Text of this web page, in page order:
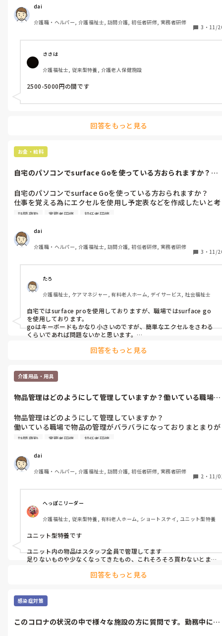
dai
介護職・ヘルパー, 介護福祉士, 訪問介護, 初任者研修, 実務者研修
3 ・ 11/
ささは
介護福祉士, 従来型特養, 介護老人保健施設
2500-5000円の間です
回答をもっと見る
お金・給料
自宅のパソコンでsurface Goを使っている方おられますか？仕
自宅のパソコンでsurface Goを使っている方おられますか？
仕事を覚える為にエクセルを使用し予定表などを作成したいと考
えています。
訪問夜勤 実務者研修 初任者研修
dai
介護職・ヘルパー, 介護福祉士, 訪問介護, 初任者研修, 実務者研修
3 ・ 11/
たろ
介護福祉士, ケアマネジャー, 有料老人ホーム, デイサービス, 社会福祉士
自宅ではsurface proを使用しておりますが、職場ではsurface go
を使用しております。
goはキーボードもかなり小さいのですが、簡単なエクセルをさわる
くらいであれば問題ないかと思います。
ただし、手が大きい人にはストレスになるかもしれません。
回答をもっと見る
介護用品・用具
物品管理はどのようにして管理していますか？働いている職場で
物品管理はどのようにして管理していますか？
働いている職場で物品の管理がバラバラになっておりまとまりが
無く困っています。
物品管理係みたいな感じで1人雇うなどこれについてはどう思い
ますか？
訪問夜勤 実務者研修 初任者研修
dai
介護職・ヘルパー, 介護福祉士, 訪問介護, 初任者研修, 実務者研修
2 ・ 11/
へっぽこリーダー
介護福祉士, 従来型特養, 有料老人ホーム, ショートステイ, ユニット型特養
ユニット型特養です
ユニット内の物品はスタッフ全員で管理してます
足りないものや少なくなってきたもの、これそろそろ買わないとま
施設全体の物品管理は事務所の総務が行っております。
オムツやパッド類は物品とは別で毎週○曜日の○番が発注書記入の
回答をもっと見る
感染症対策
このコロナの状況の中で様々な施設の方に質問です。勤務中に使